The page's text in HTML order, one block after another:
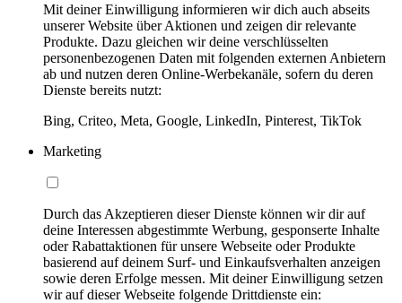
Mit deiner Einwilligung informieren wir dich auch abseits
unserer Website über Aktionen und zeigen dir relevante
Produkte. Dazu gleichen wir deine verschlüsselten
personenbezogenen Daten mit folgenden externen Anbietern
ab und nutzen deren Online-Werbekanäle, sofern du deren
Dienste bereits nutzt:
Bing, Criteo, Meta, Google, LinkedIn, Pinterest, TikTok
Marketing
Durch das Akzeptieren dieser Dienste können wir dir auf
deine Interessen abgestimmte Werbung, gesponserte Inhalte
oder Rabattaktionen für unsere Webseite oder Produkte
basierend auf deinem Surf- und Einkaufsverhalten anzeigen
sowie deren Erfolge messen. Mit deiner Einwilligung setzen
wir auf dieser Webseite folgende Drittdienste ein: